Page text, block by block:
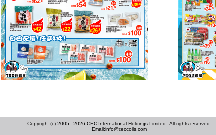
Copyright (c) 2005 - 2026 CEC International Holdings Limited . All rights reserved.
Email:info@ceccoils.com